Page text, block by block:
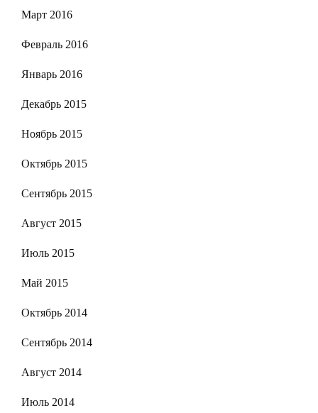
Март 2016
Февраль 2016
Январь 2016
Декабрь 2015
Ноябрь 2015
Октябрь 2015
Сентябрь 2015
Август 2015
Июль 2015
Май 2015
Октябрь 2014
Сентябрь 2014
Август 2014
Июль 2014